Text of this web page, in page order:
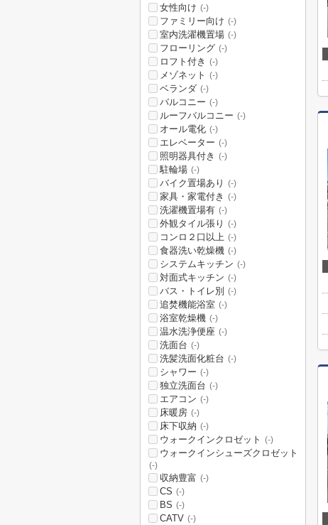
女性向け (-)
ファミリー向け (-)
室内洗濯機置場 (-)
フローリング (-)
ロフト付き (-)
メゾネット (-)
ベランダ (-)
バルコニー (-)
ルーフバルコニー (-)
オール電化 (-)
エレベーター (-)
照明器具付き (-)
駐輪場 (-)
バイク置場あり (-)
家具・家電付き (-)
洗濯機置場有 (-)
外観タイル張り (-)
コンロ２口以上 (-)
食器洗い乾燥機 (-)
システムキッチン (-)
対面式キッチン (-)
バス・トイレ別 (-)
追焚機能浴室 (-)
浴室乾燥機 (-)
温水洗浄便座 (-)
洗面台 (-)
洗髪洗面化粧台 (-)
シャワー (-)
独立洗面台 (-)
エアコン (-)
床暖房 (-)
床下収納 (-)
ウォークインクロゼット (-)
ウォークインシューズクロゼット
(-)
収納豊富 (-)
CS (-)
BS (-)
CATV (-)